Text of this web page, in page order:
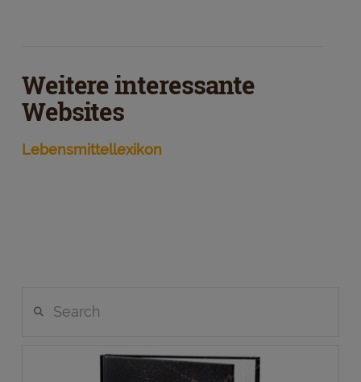
Weitere interessante
Websites
Lebensmittellexikon